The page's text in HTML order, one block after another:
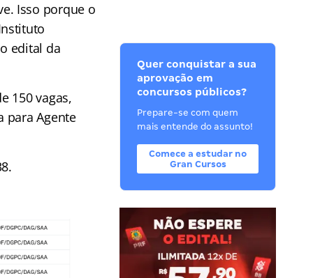
Isso porque o
edital da
150 vagas,
para Agente
Quer conquistar a sua
aprovação em
concursos públicos?
Prepare-se com quem
mais entende do assunto!
Comece a estudar no
Gran Cursos